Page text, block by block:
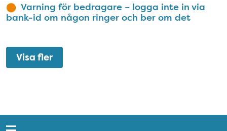
Varning för bedragare – logga inte in via
bank-id om någon ringer och ber om det
Visa fler
Snabblänkar